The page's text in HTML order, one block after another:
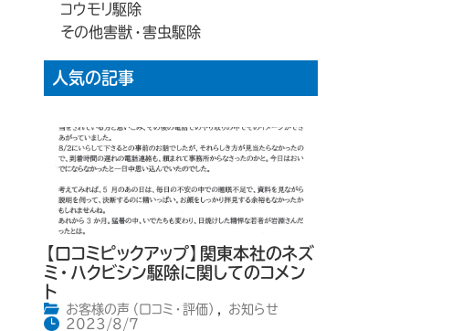
コウモリ駆除
その他害獣・害虫駆除
人気の記事
【口コミピックアップ】関東本社のネズ
ミ・ハクビシン駆除に関してのコメン
ト
お客様の声（口コミ・評価）
お知らせ
2023/8/7